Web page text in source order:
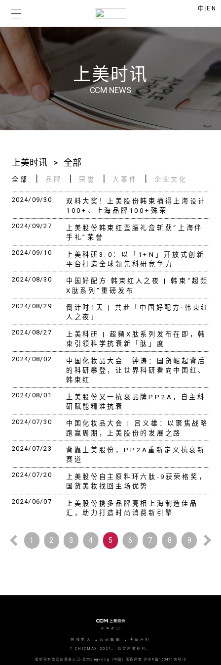
中 |EN
上美时讯
CCM NEWS
上美时讯 > 全部
全部 品牌 荣誉 大事件 企业文化
2024/09/30
双料大奖！上美股份韩束摘得上海设计
100+、上海品牌100+殊荣
2024/09/27
上美股份韩束红蛮腰礼盒斩获“上海伴
手礼”荣誉
2024/09/10
上美科研3.0：以「1+N」开放式创新
平台打造全球领先科研竞争力
2024/08/30 中国好配方·韩束红人之夜 | 韩束“超频
X肽系列”重磅发布
2024/08/29
倒计时1天 | 共赴「中国好配方·韩束红
人之夜」
2024/08/27 上美科研 | 超频X肽系列发布在即，韩
束引领科学抗衰新「肽」度
2024/08/02
中国化妆品大会｜钟涛：国货崛起背后
的科研攀登，让世界科研看向中国红、
韩束红
2024/08/01
上美股份又一抗衰品牌PP2A，自主科
研赋能精准抗衰
2024/07/30
中国化妆品大会 | 吕义雄：以聚焦战略
跑赢周期，上美股份的发展之路
2024/07/23 背靠上美股份，PP2A重新定义抗衰新
赛道
2024/07/20 上美股份自主原料环六肽-9获荣格奖，
国货美妆找回主场优势
2024/06/07 上美股份携多品牌亮相上海制造佳品
汇，助力打造时尚消费新引擎
1 2 3 4 5 6 7 8 9
热线电话 公司邮箱 法律声明
? CHICMAX 2021。 保留所有权利。
星空官方端网站登录入口-星空xingkong（中国）版权所有 沪ICP备15047150号-3